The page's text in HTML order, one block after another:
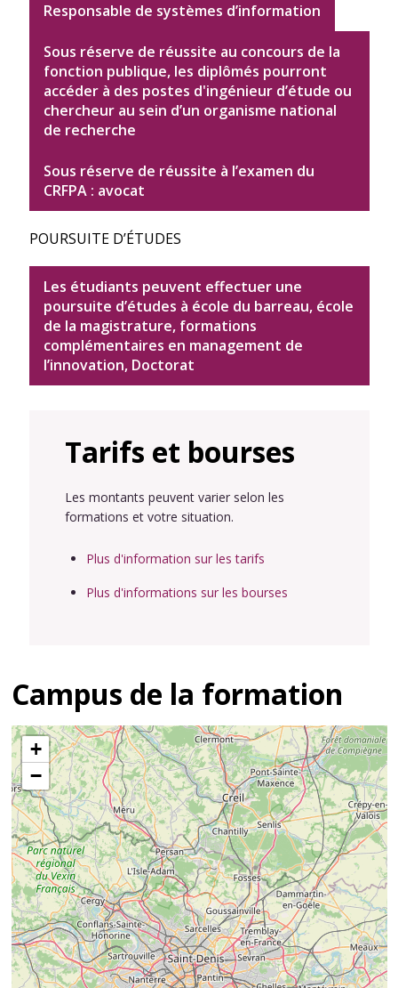
Responsable de systèmes d’information
Sous réserve de réussite au concours de la
fonction publique, les diplômés pourront
accéder à des postes d'ingénieur d’étude ou
chercheur au sein d’un organisme national
de recherche
Sous réserve de réussite à l’examen du
CRFPA : avocat
POURSUITE D’ÉTUDES
Les étudiants peuvent effectuer une
poursuite d’études à école du barreau, école
de la magistrature, formations
complémentaires en management de
l’innovation, Doctorat
Tarifs et bourses
Les montants peuvent varier selon les
formations et votre situation.
Plus d'information sur les tarifs
Plus d'informations sur les bourses
Campus de la formation
+
−